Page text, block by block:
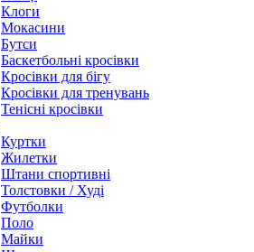
Клоги
Мокасини
Бутси
Баскетбольні кросівки
Кросівки для бігу
Кросівки для тренувань
Тенісні кросівки
Куртки
Жилетки
Штани спортивні
Толстовки / Худі
Футболки
Поло
Майки